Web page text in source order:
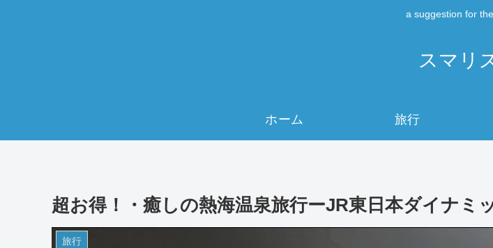
a suggestion for
スマリ
ホーム 旅行
超お得！・癒しの熱海温泉旅行ーJR東日本ダイナミ
旅行